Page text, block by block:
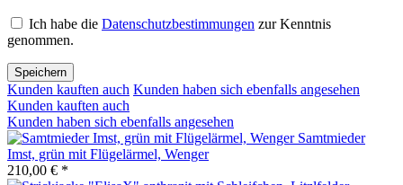
Ich habe die Datenschutzbestimmungen zur Kenntnis
genommen.
Speichern
Kunden kauften auch Kunden haben sich ebenfalls angesehen
Kunden kauften auch
Kunden haben sich ebenfalls angesehen
Samtmieder
Imst, grün mit Flügelärmel, Wenger
210,00 € *